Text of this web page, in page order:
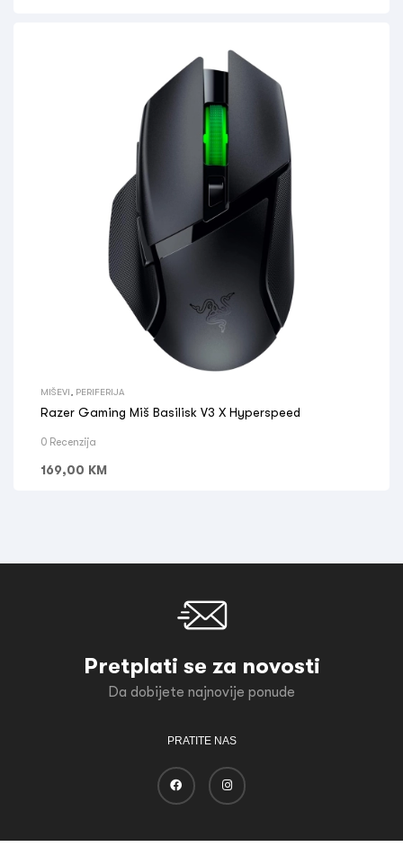
MIŠEVI PERIFERIJA
Razer Gaming Miš Basilisk V3 X Hyperspeed
0 Recenzija
169,00 KM
Pretplati se za novosti
Da dobijete najnovije ponude
PRATITE NAS